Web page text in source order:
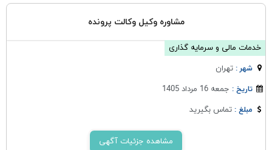
مشاوره وکیل وکالت پرونده
خدمات مالی و سرمایه گذاری
شهر :تهران
تاریخ : جمعه 16 مرداد 1405
مبلغ :تماس بگیرید
مشاهده جزئیات آگهی